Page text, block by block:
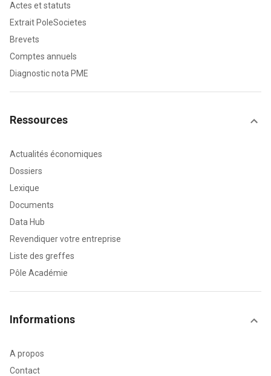
Actes et statuts
Extrait PoleSocietes
Brevets
Comptes annuels
Diagnostic nota PME
Ressources
Actualités économiques
Dossiers
Lexique
Documents
Data Hub
Revendiquer votre entreprise
Liste des greffes
Pôle Académie
Informations
A propos
Contact